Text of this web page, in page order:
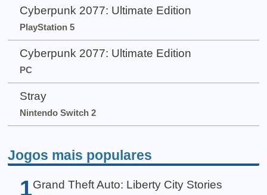
Cyberpunk 2077: Ultimate Edition
PlayStation 5
Cyberpunk 2077: Ultimate Edition
PC
Stray
Nintendo Switch 2
Jogos mais populares
1 Grand Theft Auto: Liberty City Stories